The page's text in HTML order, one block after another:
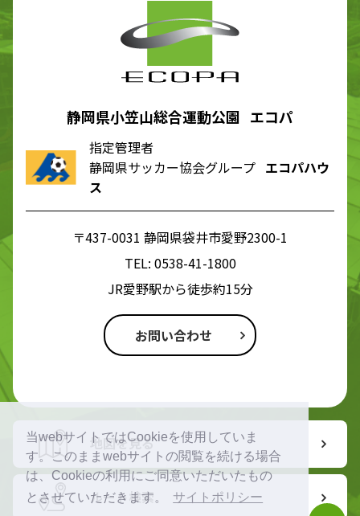
当webサイトではCookieを使用していま
す。このままwebサイトの閲覧を続ける場合
は、Cookieの利用にご同意いただいたもの
とさせていただきます。
サイトポリシー
静岡県小笠山総合運動公園 エコパ
指定管理者
静岡県サッカー協会グループ エコパハウ
ス
〒437-0031 静岡県袋井市愛野2300-1
TEL: 0538-41-1800
JR愛野駅から徒歩約15分
お問い合わせ
地図を見る
ルート検索